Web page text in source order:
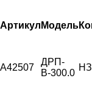
Артикул Модель
A42507
ДРП-
В-300.0
НЗ